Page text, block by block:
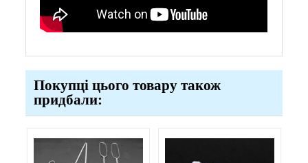
Покупці цього товару також
придбали: